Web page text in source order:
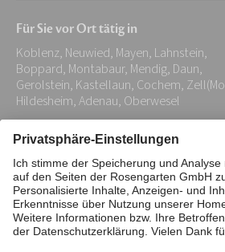
Adresse:
*
Für Sie vor Ort tätig in
Koblenz, Neuwied, Mayen, Lahnstein,
Boppard, Montabaur, Mendig, Daun,
Gerolstein, Kastellaun, Cochem,
Hildesheim, Adenau, Oberwesel
Impressum Datenschutz
Interne Meldestelle
Barrierefreiheitserklärung